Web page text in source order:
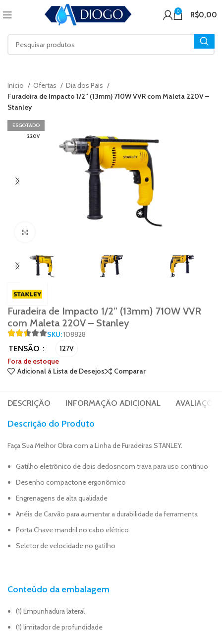
0 R$0,00
Início Ofertas
Dia dos Pais
Furadeira de Impacto 1/2” (13mm) 710W VVR com Maleta 220V –
Stanley
ESGOTADO
220V
Furadeira de Impacto 1/2” (13mm) 710W VVR
com Maleta 220V – Stanley
SKU:108828
TENSÃO
127V
Fora de estoque
Adicional á Lista de Desejos
Comparar
DESCRIÇÃO INFORMAÇÃO ADICIONAL
Descrição do Produto
Faça Sua Melhor Obra com a Linha de Furadeiras STANLEY.
Gatilho eletrônico de dois dedosncom trava para uso contínuo
Desenho compactone ergonômico
Engrenagens de alta qualidade
Anéis de Carvão para aumentar a durabilidade da ferramenta
Porta Chave mandril no cabo elétrico
Seletor de velocidade no gatilho
Conteúdo da embalagem
(1) Empunhadura lateral
(1) limitador de profundidade